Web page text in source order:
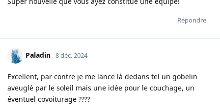
Répondre
Paladin 8 déc. 2024
Excellent, par contre je me lance là dedans tel un gobelin
aveuglé par le soleil mais une idée pour le couchage, un
éventuel covoiturage ????